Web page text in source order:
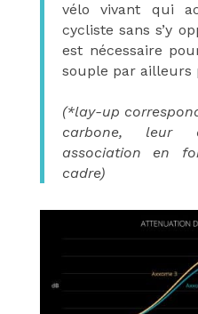
vélo vivant qui
cycliste sans s’y
est nécessaire
souple par ailleurs
(*lay-up
carbone, leur
association en
cadre)